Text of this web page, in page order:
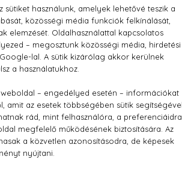
SPF30 50 ml
Bis-Ethylhexyloxyphenol
C12-22 Alkyl Methacrylate
Sodium Stearoyl Glutamate,
Seed Oil, Retinyl Palmitate,
Acrylates/Beheneth-25
Sulfosuccinate, Propylene Glycol,